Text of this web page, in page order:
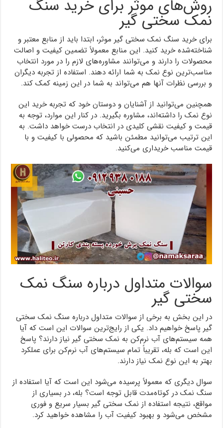
روش‌های موثر برای خرید سنگ
نمک سختی گیر
برای خرید سنگ نمک سختی گیر موثر، ابتدا باید از منابع معتبر و
شناخته‌شده خرید کنید. این منابع معمولاً تضمین کیفیت و اصالت
محصولات را دارند و می‌توانند مشاوره‌های لازم را در مورد انتخاب
مناسب‌ترین نوع نمک به شما ارائه دهند. استفاده از تجربه دیگران
و بررسی نظرات آنها هم می‌تواند به شما در این زمینه کمک کند.
همچنین می‌توانید از آشنایان و دوستان خود که تجربه خرید این
نوع نمک را داشته‌اند، مشاوره بگیرید. در کنار این موارد، توجه به
قیمت و کیفیت نقشی کلیدی در انتخاب درست خواهد داشت. به
این ترتیب می‌توانید مطمئن باشید که محصولی با کیفیت و با
قیمت مناسب خریداری می‌کنید.
سوالات متداول درباره سنگ نمک
سختی گیر
در این بخش به برخی از سوالات متداول درباره سنگ نمک سختی
گیر پاسخ خواهیم داد. یکی از رایج‌ترین سوالات این است که آیا
همه سیستم‌های آب نرم‌کن به نمک سختی گیر نیاز دارند؟ پاسخ
این است که بله، تقریباً تمام سیستم‌های آب نرم‌کن برای عملکرد
بهتر به این نوع نمک نیاز دارند.
سوال دیگری که معمولاً پرسیده می‌شود این است که آیا استفاده از
سنگ نمک در کوتاه‌مدت قابل توجه است؟ بله، در بسیاری از
مواقع، نتیجه استفاده از نمک سختی گیر بسیار سریع و فوری
مشخص می‌شود و بهبود کیفیت آب را مشاهده خواهید کرد.